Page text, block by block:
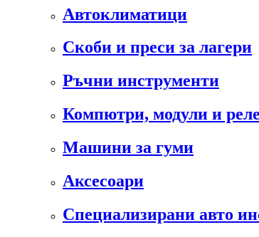
Автоклиматици
Скоби и преси за лагери
Ръчни инструменти
Компютри, модули и
Машини за гуми
Аксесоари
Специализирани авто